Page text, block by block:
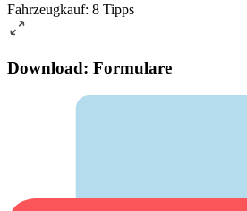
Fahrzeugkauf: 8 Tipps
Download: Formulare